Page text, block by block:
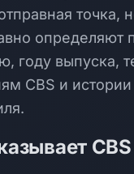
точка,
определяют
году выпуска,
CBS и истории